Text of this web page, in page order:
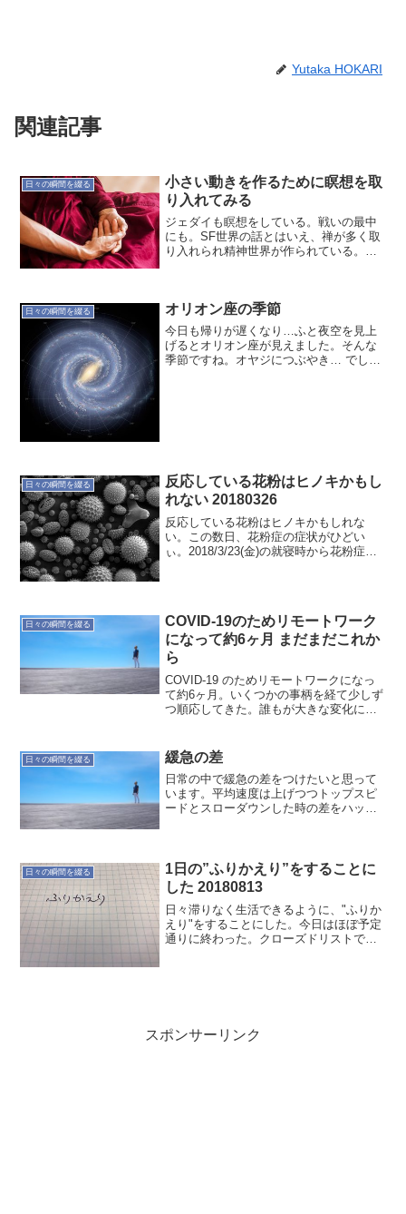
Yutaka HOKARI
関連記事
日々の瞬間を綴る
小さい動きを作るために瞑想を取
り入れてみる
ジェダイも瞑想をしている。戦いの最中
にも。SF世界の話とはいえ、禅が多く取
り入れられ精神世界が作られている。恐
みようと思う。オヤジの...
日々の瞬間を綴る オリオン座の季節
今日も帰りが遅くなり…ふと夜空を見上
げるとオリオン座が見えました。そんな
季節ですね。オヤジにつぶやき… でし
日々の瞬間を綴る
反応している花粉はヒノキかもし
れない 20180326
反応している花粉はヒノキかもしれな
い。この数日、花粉症の症状がひどい
ぃ。2018/3/23(金)の就寝時から花粉症の
日々の瞬間を綴る
COVID-19のためリモートワーク
になって約6ヶ月 まだまだこれか
ら
COVID-19 のためリモートワークになっ
て約6ヶ月。いくつかの事柄を経て少しず
つ順応してきた。誰もが大きな変化に向
ようなものではなかった。例外はあるも
のの、その時々...
日々の瞬間を綴る 緩急の差
日常の中で緩急の差をつけたいと思って
います。平均速度は上げつつトップスピ
ードとスローダウンした時の差をハッキ
そんことなかったんだが、...
日々の瞬間を綴る
1日の”ふりかえり”をすることに
した 20180813
日々滞りなく生活できるように、"ふりか
えり"をすることにした。今日はほぼ予定
通りに終わった。クローズドリストでタ
スポンサーリンク